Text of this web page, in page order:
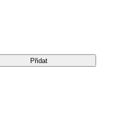
Přidat